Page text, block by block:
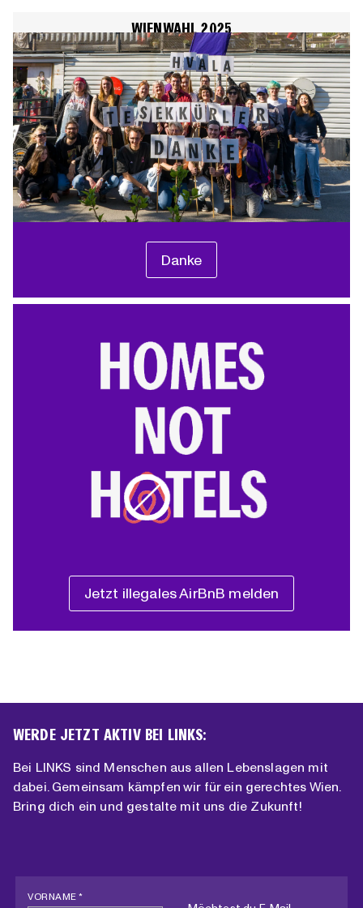
WIENWAHL 2025
Danke
Jetzt illegales AirBnB melden
WERDE JETZT AKTIV BEI LINKS:
Bei LINKS sind Menschen aus allen Lebenslagen mit
dabei. Gemeinsam kämpfen wir für ein gerechtes Wien.
Bring dich ein und gestalte mit uns die Zukunft!
VORNAME *